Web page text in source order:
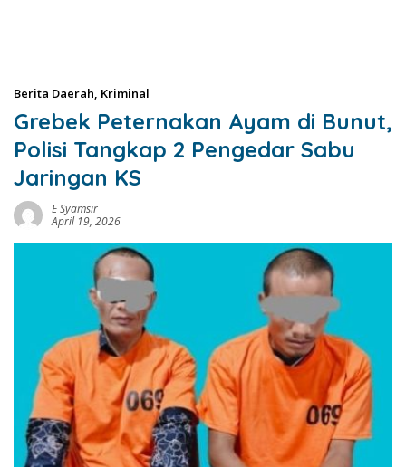
Berita Daerah, Kriminal
Grebek Peternakan Ayam di Bunut,
Polisi Tangkap 2 Pengedar Sabu
Jaringan KS
E Syamsir
April 19, 2026